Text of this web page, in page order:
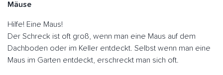
Mäuse
Hilfe! Eine Maus!
Der Schreck ist oft groß, wenn man eine Maus auf dem
Dachboden oder im Keller entdeckt. Selbst wenn man eine
Maus im Garten entdeckt, erschreckt man sich oft.